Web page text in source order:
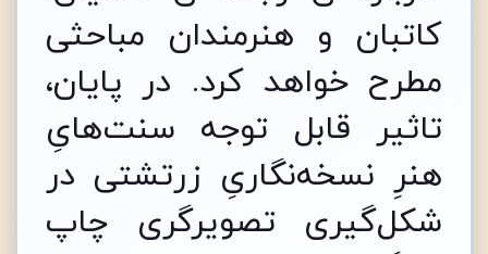
کاتبان و هنرمندان مباحثی
مطرح خواهد کرد. در پایان،
تاثیر قابل توجه سنت‌هایِ
هنرِ نسخه‌نگاریِ زرتشتی در
شکل‌گیری تصویرگری چاپ